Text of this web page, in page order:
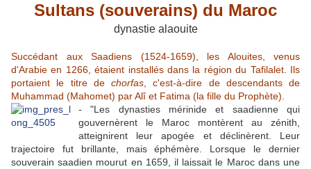
Sultans (souverains) du Maroc
dynastie alaouite
Succédant aux Saadiens (1524-1659), les Alouites, venus
d'Arabie en 1266, étaient installés dans la région du Tafilalet. Ils
portaient le titre de chorfas , c'est-à-dire de descendants de
Muhammad (Mahomet) par Alî et Fatima (la fille du Prophète).
- "Les dynasties mérinide et saadienne qui
gouvernèrent le Maroc montèrent au zénith,
atteignirent leur apogée et déclinèrent. Leur
trajectoire fut brillante, mais éphémère. Lorsque le dernier
souverain saadien mourut en 1659, il laissait le Maroc dans une